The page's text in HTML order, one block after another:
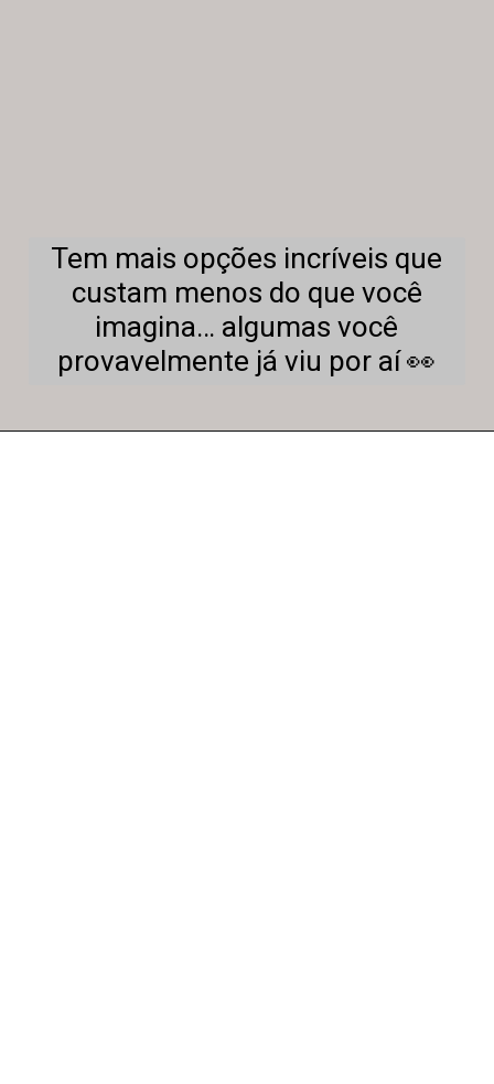
Tem mais opções incríveis que
custam menos do que você
imagina… algumas você
provavelmente já viu por aí 👀